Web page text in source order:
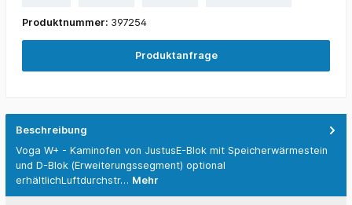
Produktnummer: 397254
Produktanfrage
Beschreibung
Voga W+ - Kaminofen von JustusE-Blok mit Speicherwärmestein
und D-Blok (Erweiterungssegment) optional
erhältlichLuftdurchstr… Mehr